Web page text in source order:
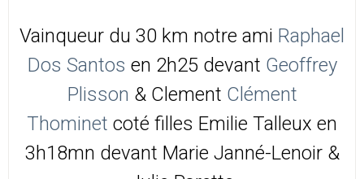
Vainqueur du 30 km notre ami Raphael
Dos Santos en 2h25 devant Geoffrey
Plisson & Clement Clément
Thominet coté filles Emilie Talleux en
3h18mn devant Marie Janné-Lenoir &